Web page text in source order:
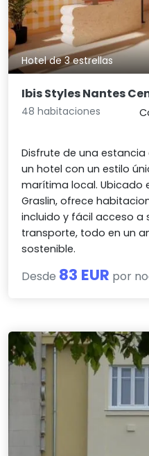
Hotel de 3 estrellas
Ibis Styles Nantes
48 habitaciones
Disfrute de una estancia
un hotel con un estilo
marítima local. Ubicado
Graslin, ofrece
incluido y fácil acceso a
transporte, todo en un
sostenible.
Desde 83 EUR por